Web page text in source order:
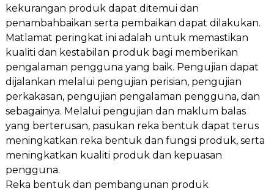
kekurangan produk dapat ditemui dan
penambahbaikan serta pembaikan dapat dilakukan.
Matlamat peringkat ini adalah untuk memastikan
kualiti dan kestabilan produk bagi memberikan
pengalaman pengguna yang baik. Pengujian dapat
dijalankan melalui pengujian perisian, pengujian
perkakasan, pengujian pengalaman pengguna, dan
sebagainya. Melalui pengujian dan maklum balas
yang berterusan, pasukan reka bentuk dapat terus
meningkatkan reka bentuk dan fungsi produk, serta
meningkatkan kualiti produk dan kepuasan
pengguna.
Reka bentuk dan pembangunan produk